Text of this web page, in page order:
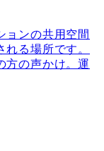
ョンの共用空間
る場所です。
方の声かけ。運